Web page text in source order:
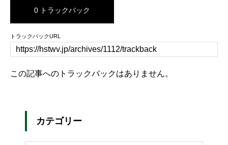
0 トラックバック
トラックバックURL
この記事へのトラックバックはありません。
カテゴリー